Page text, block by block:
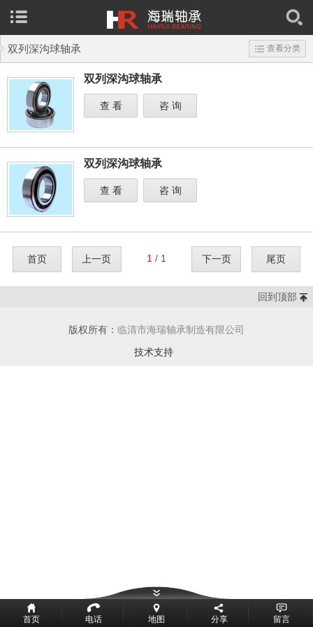
双列深沟球轴承 查看分类
双列深沟球轴承
查 看 咨 询
双列深沟球轴承
查 看 咨 询
首页 上一页 1 / 1 下一页 尾页
回到顶部
版权所有： 临清市海瑞轴承制造有限公司
技术支持
首页 电话 地图 分享 留言